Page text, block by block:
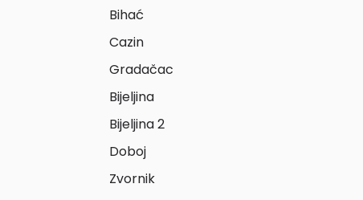
Bihać
Cazin
Gradačac
Bijeljina
Bijeljina 2
Doboj
Zvornik